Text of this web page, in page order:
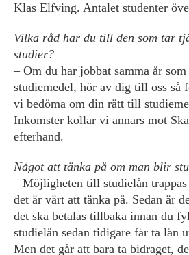
Klas Elfving. Antalet studenter
Vilka råd har du till den som tar
studier?
– Om du har jobbat samma år
studiemedel, hör av dig till oss så
vi bedöma om din rätt till
Inkomster kollar vi annars mot
efterhand.
Något att tänka på om man blir
– Möjligheten till studielån
det är värt att tänka på. Sedan är
det ska betalas tillbaka innan du
studielån sedan tidigare får ta lån
Men det går att bara ta bidraget,